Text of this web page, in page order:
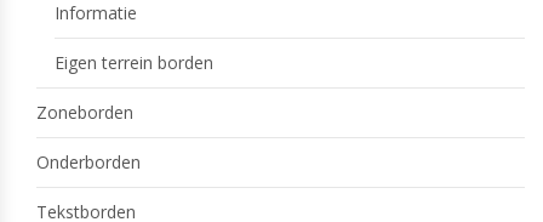
Informatie
Eigen terrein borden
Zoneborden
Onderborden
Tekstborden